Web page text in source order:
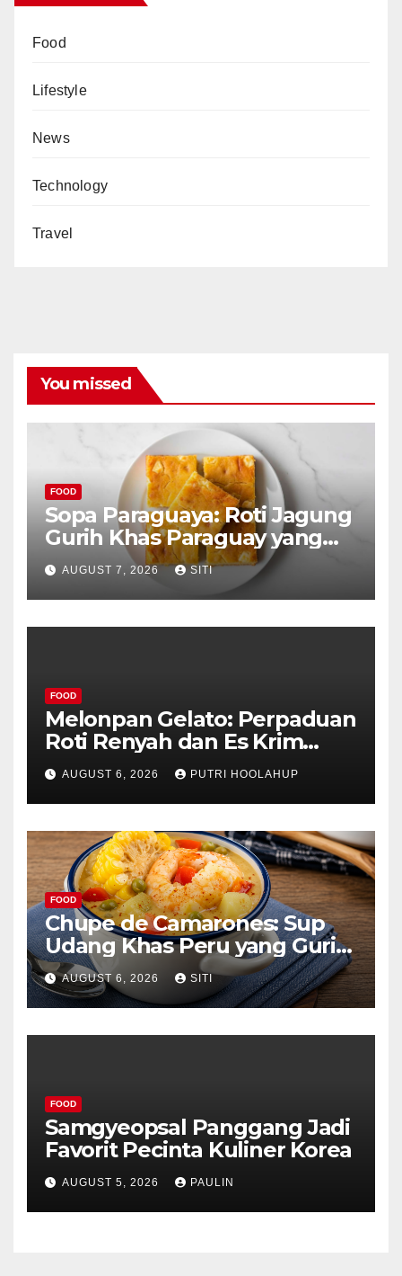
Food
Lifestyle
News
Technology
Travel
You missed
FOOD
Sopa Paraguaya: Roti Jagung
Gurih Khas Paraguay yang
Unik
AUGUST 7, 2026 SITI
FOOD
Melonpan Gelato: Perpaduan
Roti Renyah dan Es Krim
Lembut yang Menggoda
AUGUST 6, 2026 PUTRI HOOLAHUP
FOOD
Chupe de Camarones: Sup
Udang Khas Peru yang Gurih
Lezat
AUGUST 6, 2026 SITI
FOOD
Samgyeopsal Panggang Jadi
Favorit Pecinta Kuliner Korea
AUGUST 5, 2026 PAULIN